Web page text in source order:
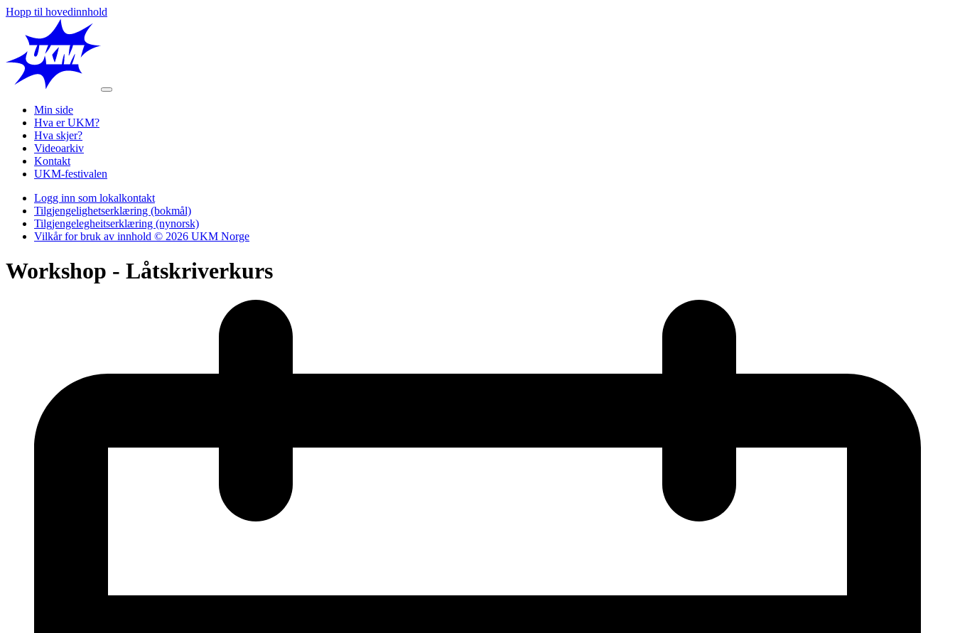
Hopp til hovedinnhold
Min side
Hva er UKM?
Hva skjer?
Videoarkiv
Kontakt
UKM-festivalen
Logg inn som lokalkontakt
Tilgjengelighetserklæring (bokmål)
Tilgjengelegheitserklæring (nynorsk)
Vilkår for bruk av innhold © 2026 UKM Norge
Workshop - Låtskriverkurs